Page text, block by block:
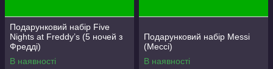
Подарунковий набір Five
Nights at Freddy’s (5 ночей з
Фредді)
В наявності
Подарунковий набір Messi
(Мессі)
В наявності